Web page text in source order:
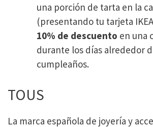
una porción de tarta en la
(presentando tu tarjeta
10% de descuento en una
durante los días alrededor
cumpleaños.
TOUS
La marca española de joyería y